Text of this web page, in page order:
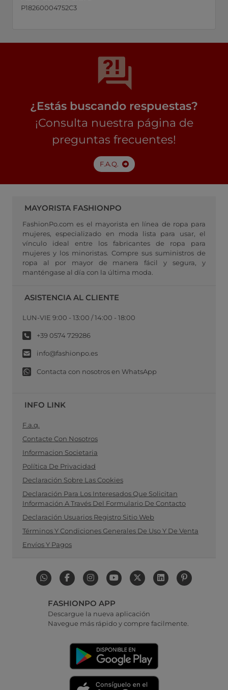
P18260004752C3
¿Estás buscando respuestas?
¡Consulta nuestra página de
preguntas frecuentes!
F.A.Q.
MAYORISTA FASHIONPO
FashionPo.com es el mayorista en línea de ropa para
mujeres, especializado en moda lista para usar, el
vínculo ideal entre los fabricantes de ropa para
mujeres y los minoristas. Compre sus suministros de
ropa al por mayor de manera fácil y segura, y
manténgase al día con la última moda.
ASISTENCIA AL CLIENTE
LUN-VIE 9:00 - 13:00 / 14:00 - 18:00
+39 0574 729286
info@fashionpo.es
Contacta con nosotros en WhatsApp
INFO LINK
F.a.q.
Contacte Con Nosotros
Informacion Societaria
Política De Privacidad
Declaración Sobre Las Cookies
Declaración Para Los Interesados Que Solicitan
Información A Través Del Formulario De Contacto
Declaración Usuarios Registro Sitio Web
Términos Y Condiciones Generales De Uso Y De Venta
Envíos Y Pagos
FASHIONPO APP
Descargue la nueva aplicación
Navegue más rápido y compre facilmente.